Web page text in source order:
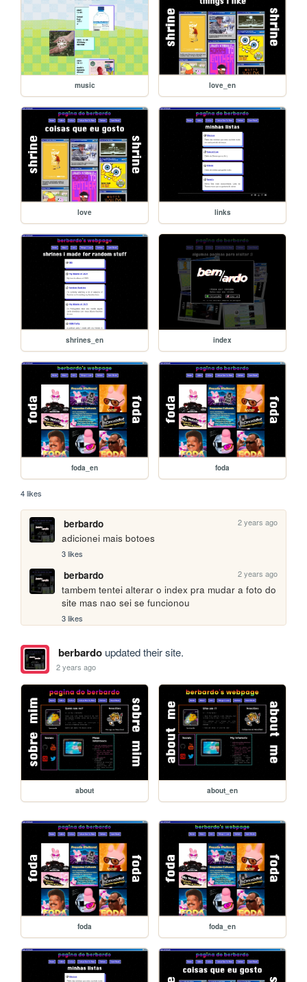
music love_en
love links
shrines_en index
foda_en foda
4 likes
berbardo 2 years ago
adicionei mais botoes
3 likes
berbardo 2 years ago
tambem tentei alterar o index pra mudar a foto do
site mas nao sei se funcionou
3 likes
berbardoupdated their site.
2 years ago
about about_en
foda foda_en